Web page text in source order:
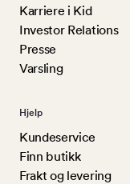
Karriere i Kid
Investor Relations
Presse
Varsling
Hjelp
Kundeservice
Finn butikk
Frakt og levering